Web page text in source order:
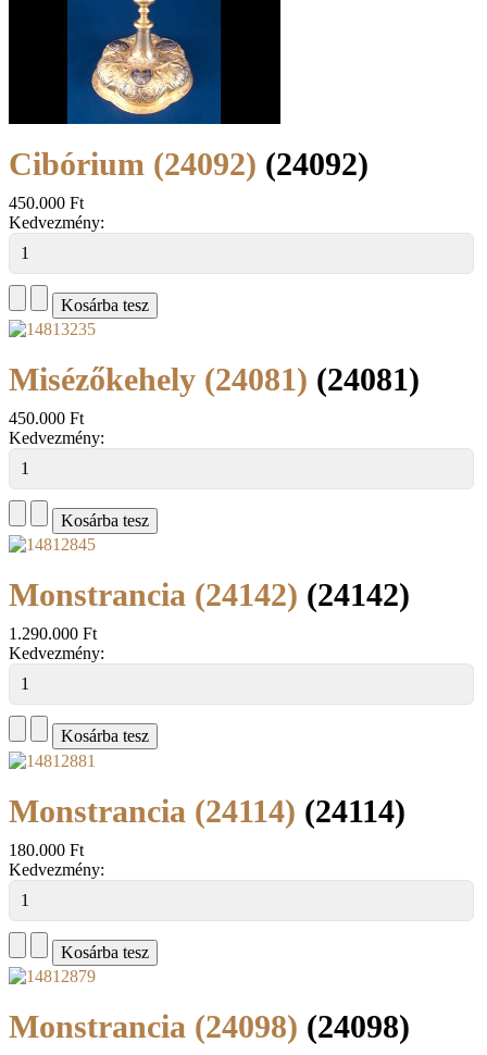
Cibórium (24092) (24092)
450.000 Ft
Kedvezmény:
Misézőkehely (24081) (24081)
450.000 Ft
Kedvezmény:
Monstrancia (24142) (24142)
1.290.000 Ft
Kedvezmény:
Monstrancia (24114) (24114)
180.000 Ft
Kedvezmény:
Monstrancia (24098) (24098)